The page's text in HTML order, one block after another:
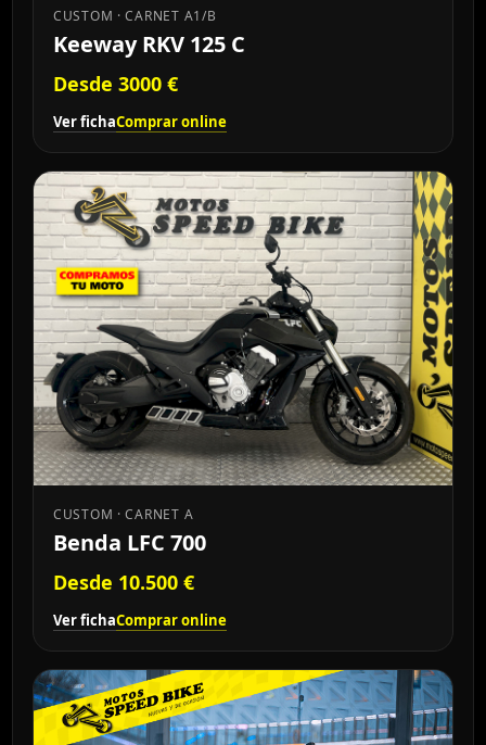
CUSTOM · CARNET A1/B
Keeway RKV 125 C
Desde 3000 €
Ver fichaComprar online
CUSTOM · CARNET A
Benda LFC 700
Desde 10.500 €
Ver fichaComprar online